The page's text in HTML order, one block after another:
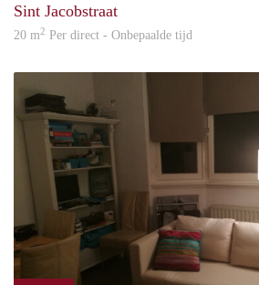
Sint Jacobstraat
20 m2 Per direct - Onbepaalde tijd